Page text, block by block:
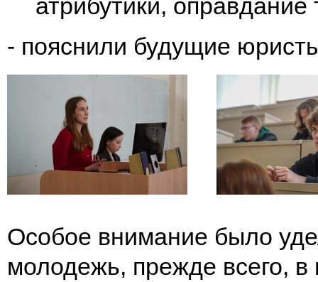
атрибутики,
- пояснили будущие
Особое внимание было
молодежь, прежде всего,